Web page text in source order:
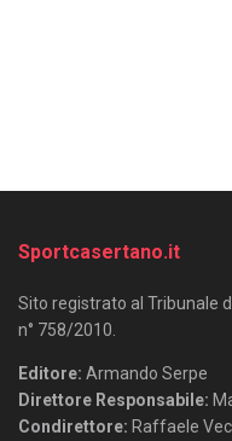
Sportcasertano.it
Sito registrato al Tribunale
n° 758/2010.
Editore: Armando Serpe
Direttore Responsabile:
Condirettore: Raffaele